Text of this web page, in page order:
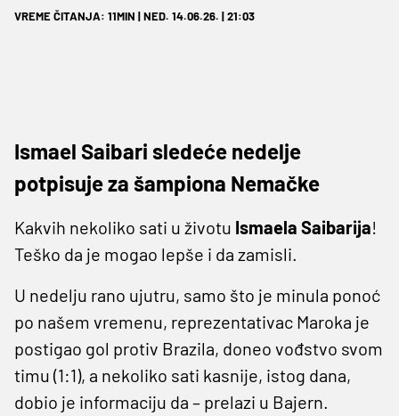
VREME ČITANJA: 11MIN | NED. 14.06.26. | 21:03
Ismael Saibari sledeće nedelje
potpisuje za šampiona Nemačke
Kakvih nekoliko sati u životu Ismaela Saibarija!
Teško da je mogao lepše i da zamisli.
U nedelju rano ujutru, samo što je minula ponoć
po našem vremenu, reprezentativac Maroka je
postigao gol protiv Brazila, doneo vođstvo svom
timu (1:1), a nekoliko sati kasnije, istog dana,
dobio je informaciju da – prelazi u Bajern.